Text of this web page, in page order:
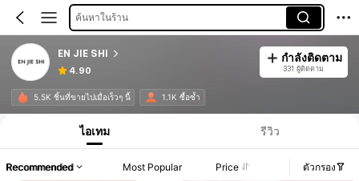
ค้นหาในร้าน
EN JIE SHI
4.90
กำลังติดตาม
331 ผู้ติดตาม
5.5K ชิ้นที่ขายไปเมื่อเร็วๆ นี้ 1.1K ซื้อซ้ำ
ไอเทม รีวิว
Recommended Most Popular Price ตัวกรอง